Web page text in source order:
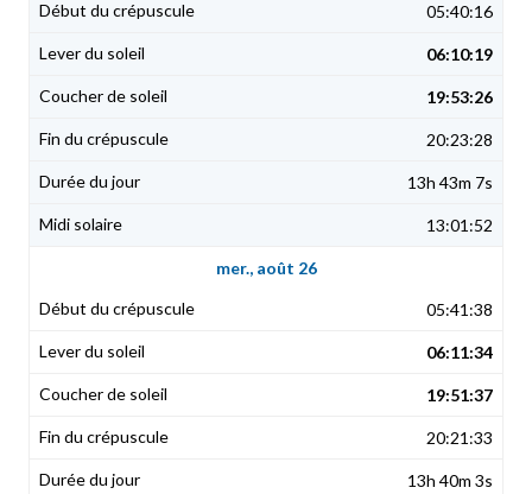
05:40:16
06:10:19
19:53:26
20:23:28
13h 43m 7s
13:01:52
mer., août 26
05:41:38
06:11:34
19:51:37
20:21:33
13h 40m 3s